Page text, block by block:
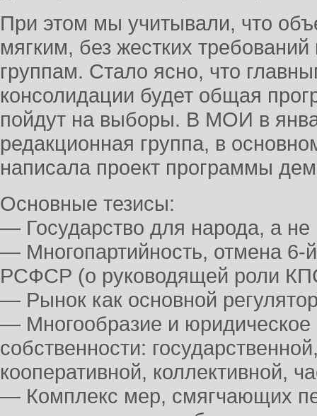
При этом мы учитывали, что
мягким, без жестких
группам. Стало ясно, что
консолидации будет общая
пойдут на выборы. В МОИ в
редакционная группа, в
написала проект программы
Основные тезисы:
— Государство для народа, а не
— Многопартийность, отмена 6-
РСФСР (о руководящей роли
— Рынок как основной
— Многообразие и
собственности:
кооперативной, коллективной,
— Комплекс мер, смягчающих